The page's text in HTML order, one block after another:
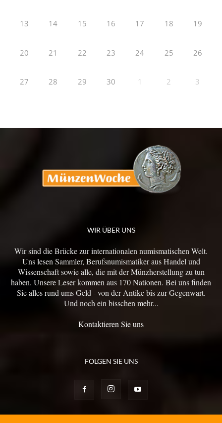
13 14 15 16 17 18 19
20 21 22 23 24 25 26
27 28 29 30 1 2 3
WIR ÜBER UNS
Wir sind die Brücke zur internationalen numismatischen Welt.
Uns lesen Sammler, Berufsnumismatiker aus Handel und
Wissenschaft sowie alle, die mit der Münzherstellung zu tun
haben. Unsere Leser kommen aus 170 Nationen. Bei uns finden
Sie alles rund ums Geld - von der Antike bis zur Gegenwart.
Und noch ein bisschen mehr...
Kontaktieren Sie uns
FOLGEN SIE UNS